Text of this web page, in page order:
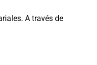
A través de